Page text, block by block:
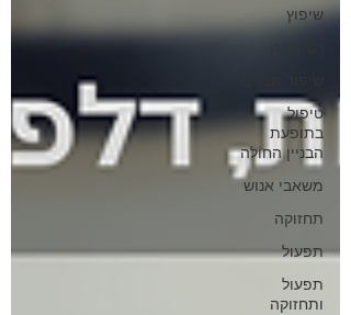
שיפוץ
טיפול
בתופעת
הבניין החולה
משאבי אנוש
תחזוקה
תפעול
תפעול
ותחזוקה